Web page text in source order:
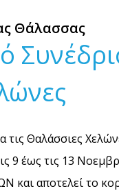
Θάλασσας
Θαλάσσιες
9 έως τις 13
και αποτελεί το